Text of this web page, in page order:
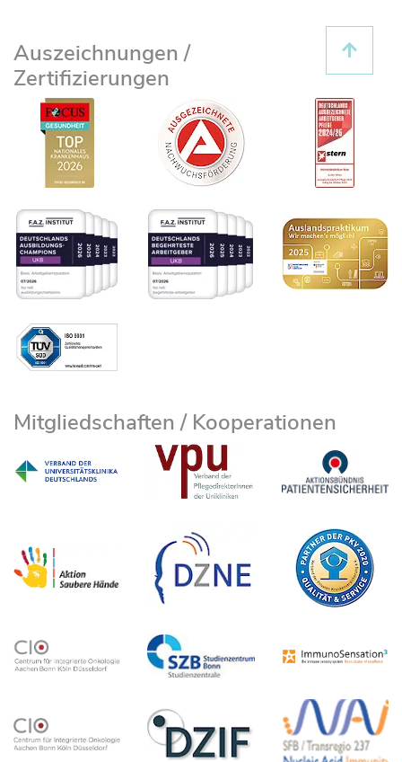
Auszeichnungen /
Zertifizierungen
Mitgliedschaften / Kooperationen